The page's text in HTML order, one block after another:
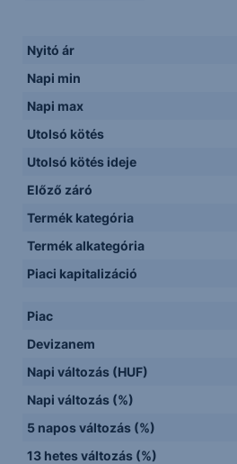
Nyitó ár
Napi min
Napi max
Utolsó kötés
Utolsó kötés ideje
Előző záró
Termék kategória
Termék alkategória
Piaci kapitalizáció
Piac
Devizanem
Napi változás (HUF)
Napi változás (%)
5 napos változás (%)
13 hetes változás (%)